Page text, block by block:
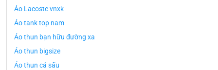
Áo Lacoste vnxk
Áo tank top nam
Áo thun bạn hữu đường xa
Áo thun bigsize
Áo thun cá sấu